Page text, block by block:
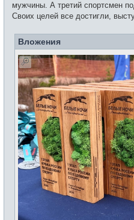
мужчины. А третий спортсмен
Своих целей все достигли,
Вложения